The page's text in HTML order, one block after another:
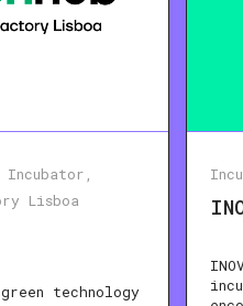
Incubator
Lisboa
technology